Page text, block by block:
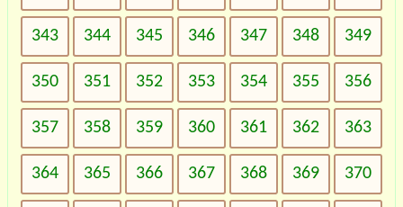
343 344 345 346 347 348 349
350 351 352 353 354 355 356
357 358 359 360 361 362 363
364 365 366 367 368 369 370